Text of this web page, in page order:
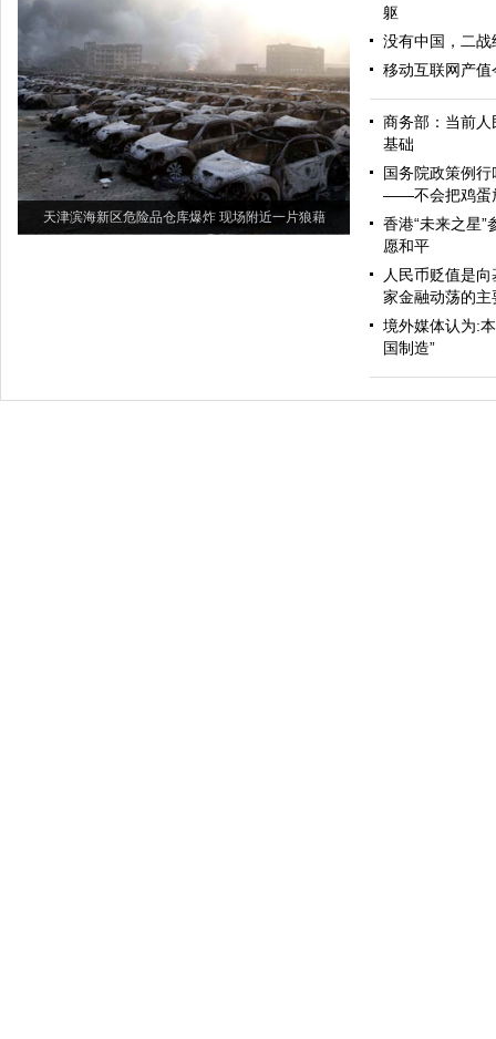
天津滨海新区危险品仓库爆炸 现场附近一片狼藉
躯
没有中国，二
移动互联网产
商务部：当前
基础
国务院政策例
——不会把鸡蛋
香港“未来之星
愿和平
人民币贬值是
家金融动荡的主
境外媒体认为:
国制造”